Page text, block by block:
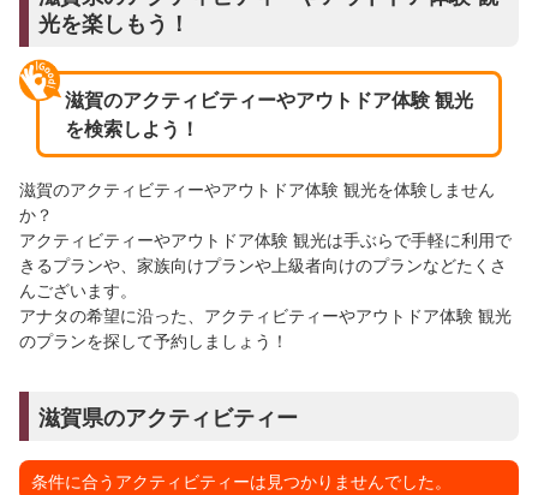
光を楽しもう！
滋賀のアクティビティーやアウトドア体験 観光
を検索しよう！
滋賀のアクティビティーやアウトドア体験 観光を体験しません
か？
アクティビティーやアウトドア体験 観光は手ぶらで手軽に利用で
きるプランや、家族向けプランや上級者向けのプランなどたくさ
んございます。
アナタの希望に沿った、アクティビティーやアウトドア体験 観光
のプランを探して予約しましょう！
滋賀県のアクティビティー
条件に合うアクティビティーは見つかりませんでした。